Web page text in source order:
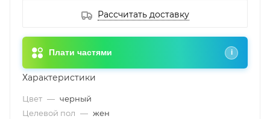
Рассчитать доставку
Плати частями i
Характеристики
Цвет — черный
Целевой пол — жен